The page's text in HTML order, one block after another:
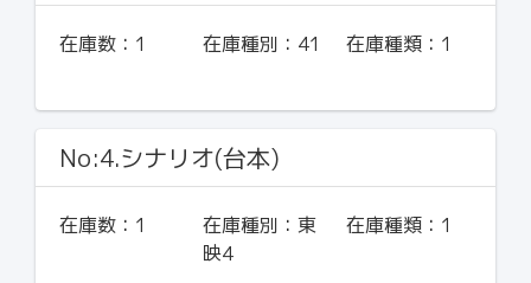
在庫数： 1 在庫種別： 41 在庫種類： 1
No:4.シナリオ(台本)
在庫数： 1 在庫種別： 東
映4
在庫種類： 1